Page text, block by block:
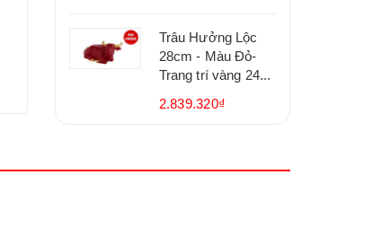
Trâu Hưởng Lộc
28cm - Màu Đỏ-
Trang trí vàng 24...
2.839.320₫